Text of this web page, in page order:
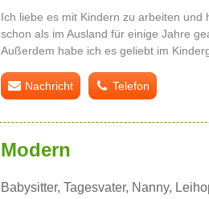
Ich liebe es mit Kindern zu arbeiten und
schon als im Ausland für einige Jahre
Außerdem habe ich es geliebt im
Nachricht Telefon
Modern
Babysitter, Tagesvater, Nanny,